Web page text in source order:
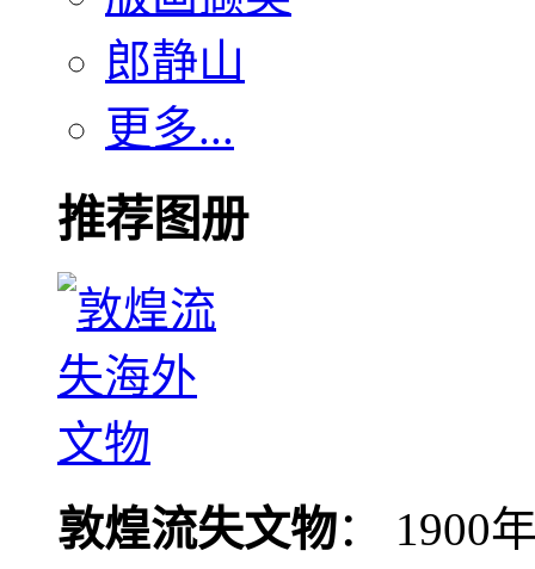
郎静山
更多...
推荐图册
敦煌流失文物： 1900